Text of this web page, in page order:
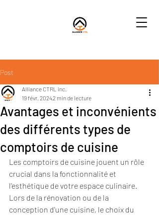
Post
Avantages et inconvénients
des différents types de
comptoirs de cuisine
Alliance CTRL inc.
19 févr. 20242 min de lecture
Les comptoirs de cuisine jouent un rôle
crucial dans la fonctionnalité et
l'esthétique de votre espace culinaire.
Lors de la rénovation ou de la
conception d'une cuisine, le choix du